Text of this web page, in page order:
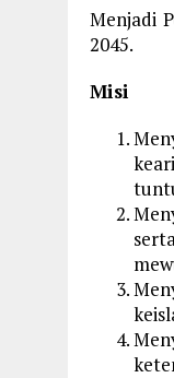
Menjadi
2045.
Misi